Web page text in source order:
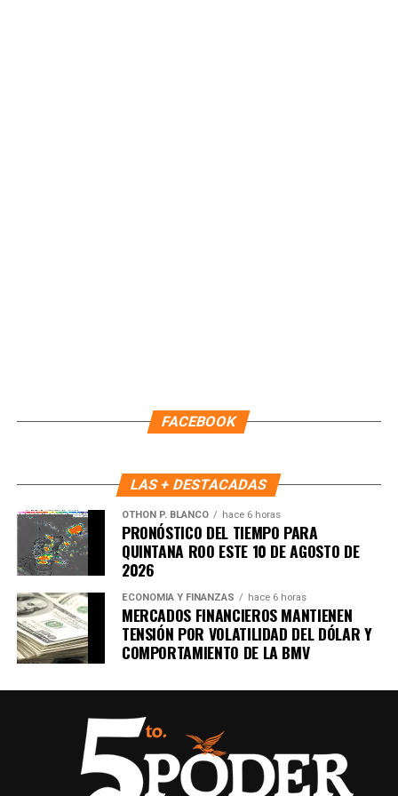
FACEBOOK
LAS + DESTACADAS
OTHON P. BLANCO hace 6 horas
PRONÓSTICO DEL TIEMPO PARA
QUINTANA ROO ESTE 10 DE AGOSTO DE
2026
ECONOMÍA Y FINANZAS hace 6 horas
MERCADOS FINANCIEROS MANTIENEN
TENSIÓN POR VOLATILIDAD DEL DÓLAR Y
COMPORTAMIENTO DE LA BMV